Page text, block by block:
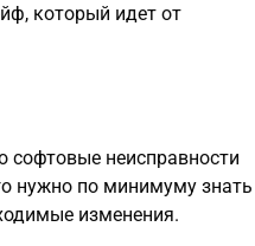
который идет от
софтовые неисправности
нужно по минимуму знать
изменения.